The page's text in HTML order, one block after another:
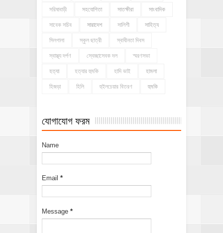
সরিষাবাড়ী সহযোগিতা সাতক্ষীরা সাংবাদিক
সাবেক সচিব সারাদেশ সালিশী সাহিত্য
সিলগালা স্কুল ছাত্রী স্বাধীনতা দিবস
স্বাস্থ্য দর্পণ স্বেচ্ছাসেবক দল স্মরণসভা
হত্যা হত্যার হুমকি হাদি ভাই হামলা
হিজড়া হিলি হুইলচেয়ার বিতরণ হুমকি
যোগাযোগ ফরম
Name
Email *
Message *